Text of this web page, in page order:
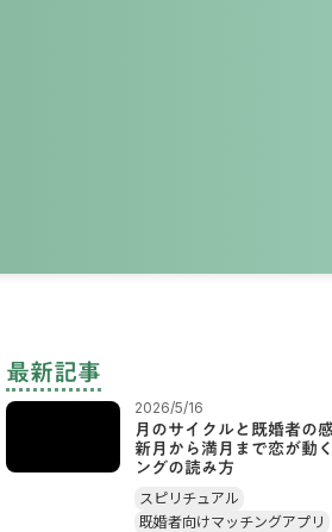
最新記事
2026/5/16
月のサイクルと既婚者の
新月から満月まで恋が動
ングの読み方
スピリチュアル
既婚者向けマッチングアプリ